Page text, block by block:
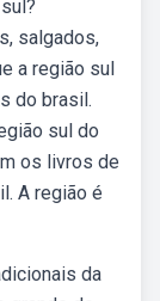
salgados,
a região sul
do brasil.
sul do
os livros de
A região é
da